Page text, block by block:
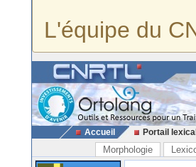
L'équipe du
Accueil Portail lexical
Morphologie